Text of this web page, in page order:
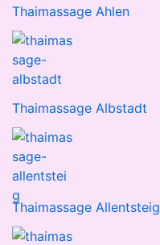
Thaimassage Ahlen
Thaimassage Albstadt
Thaimassage Allentsteig